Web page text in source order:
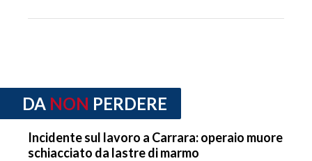
DA NON PERDERE
Incidente sul lavoro a Carrara: operaio muore
schiacciato da lastre di marmo